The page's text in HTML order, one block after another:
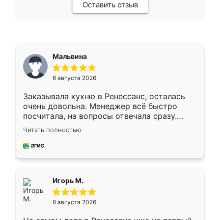
Оставить отзыв
Мальвина
6 августа 2026
Заказывала кухню в Ренессанс, осталась
очень довольна. Менеджер всё быстро
посчитала, на вопросы отвечала сразу.
Замерщик приехал в субботу, подошёл к
делу со всей ответственностью. Собрали
за день, ребята работали аккуратно, даже
Читать полностью
Игорь М.
6 августа 2026